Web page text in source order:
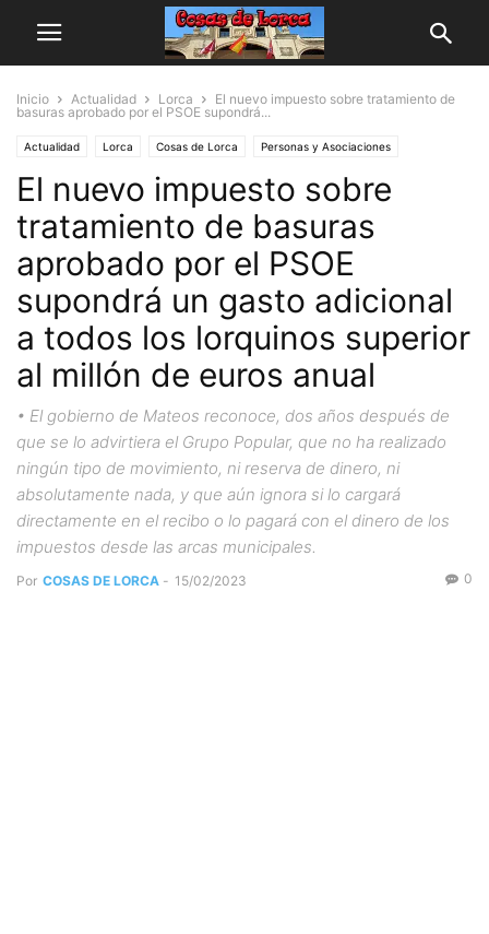
Inicio Actualidad Lorca
El nuevo impuesto sobre tratamiento de
basuras aprobado por el PSOE supondrá...
Actualidad Lorca Cosas de Lorca Personas y Asociaciones
El nuevo impuesto sobre
tratamiento de basuras
aprobado por el PSOE
supondrá un gasto adicional
a todos los lorquinos superior
al millón de euros anual
• El gobierno de Mateos reconoce, dos años después de
que se lo advirtiera el Grupo Popular, que no ha realizado
ningún tipo de movimiento, ni reserva de dinero, ni
absolutamente nada, y que aún ignora si lo cargará
directamente en el recibo o lo pagará con el dinero de los
impuestos desde las arcas municipales.
Por COSAS DE LORCA - 15/02/2023 0